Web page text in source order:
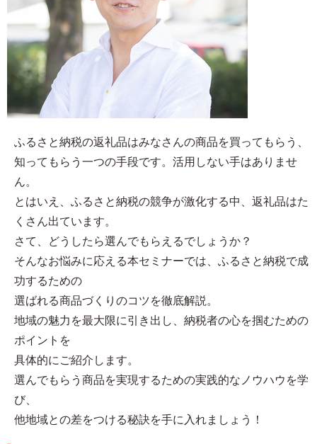
ふるさと納税の返礼品はみなさんの商品を買ってもらう、
知ってもらう一つの手段です。活用しない手はありませ
ん。
とはいえ、ふるさと納税の競争が激化する中、返礼品はた
くさん出ています。
さて、どうしたら選んでもらえるでしょうか？
そんなお悩みに応える本セミナーでは、ふるさと納税で成
功するための
選ばれる商品づくりのコツを徹底解説。
地域の魅力を最大限に引き出し、納税者の心を掴むための
ポイントを
具体的にご紹介します。
選んでもらう商品を実現するための実践的なノウハウを学
び、
他地域との差をつける秘訣を手に入れましょう！